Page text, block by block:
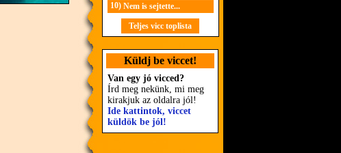
10) Nem is sejtette...
Teljes vicc toplista
Küldj be viccet!
Van egy jó vicced?
Írd meg nekünk, mi meg
kirakjuk az oldalra jól!
Ide kattintok, viccet
küldök be jól!